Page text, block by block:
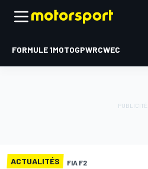
FORMULE 1MOTOGPWRCWEC
ACTUALITÉS FIA F2